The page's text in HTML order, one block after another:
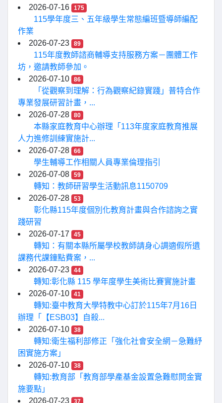
2026-07-16
175
115學年度三、五年級學生常態編班暨導師編配
作業
2026-07-23
89
115年度教師諮商輔導支持服務方案－團體工作
坊，邀請教師參加。
2026-07-10
86
「從觀察到理解：行為觀察紀錄實踐」普特合作
專業發展研習計畫，...
2026-07-28
80
本縣家庭教育中心辦理「113年度家庭教育推展
人力進修訓練實施計...
2026-07-28
66
學生輔導工作相關人員專業倫理指引
2026-07-08
59
轉知：教師研習學生活動訊息1150709
2026-07-28
53
彰化縣115年度個別化教育計畫與合作諮詢之實
踐研習
2026-07-17
45
轉知：有關本縣所屬學校教師請身心調適假所遺
課務代課鐘點費案，...
2026-07-23
44
轉知:彰化縣 115 學年度學生美術比賽實施計畫
2026-07-10
41
轉知:臺中教育大學特教中心訂於115年7月16日
辦理「【ESB03】自殺...
2026-07-10
38
轉知:衛生福利部修正「強化社會安全網－急難紓
困實施方案」
2026-07-10
38
轉知:教育部「教育部學產基金設置急難慰問金實
施要點」
2026-07-23
37